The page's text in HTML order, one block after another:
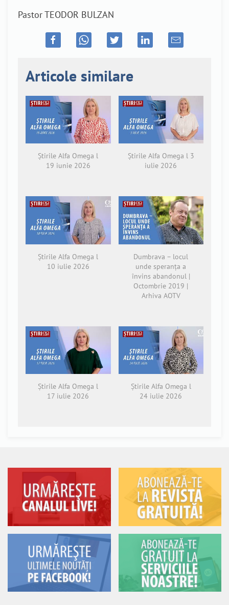
Pastor TEODOR BULZAN
Articole similare
Știrile Alfa Omega l
19 iunie 2026
Știrile Alfa Omega l 3
iulie 2026
Știrile Alfa Omega l
10 iulie 2026
Dumbrava – locul
unde speranța a
învins abandonul |
Octombrie 2019 |
Arhiva AOTV
Știrile Alfa Omega l
17 iulie 2026
Știrile Alfa Omega l
24 iulie 2026